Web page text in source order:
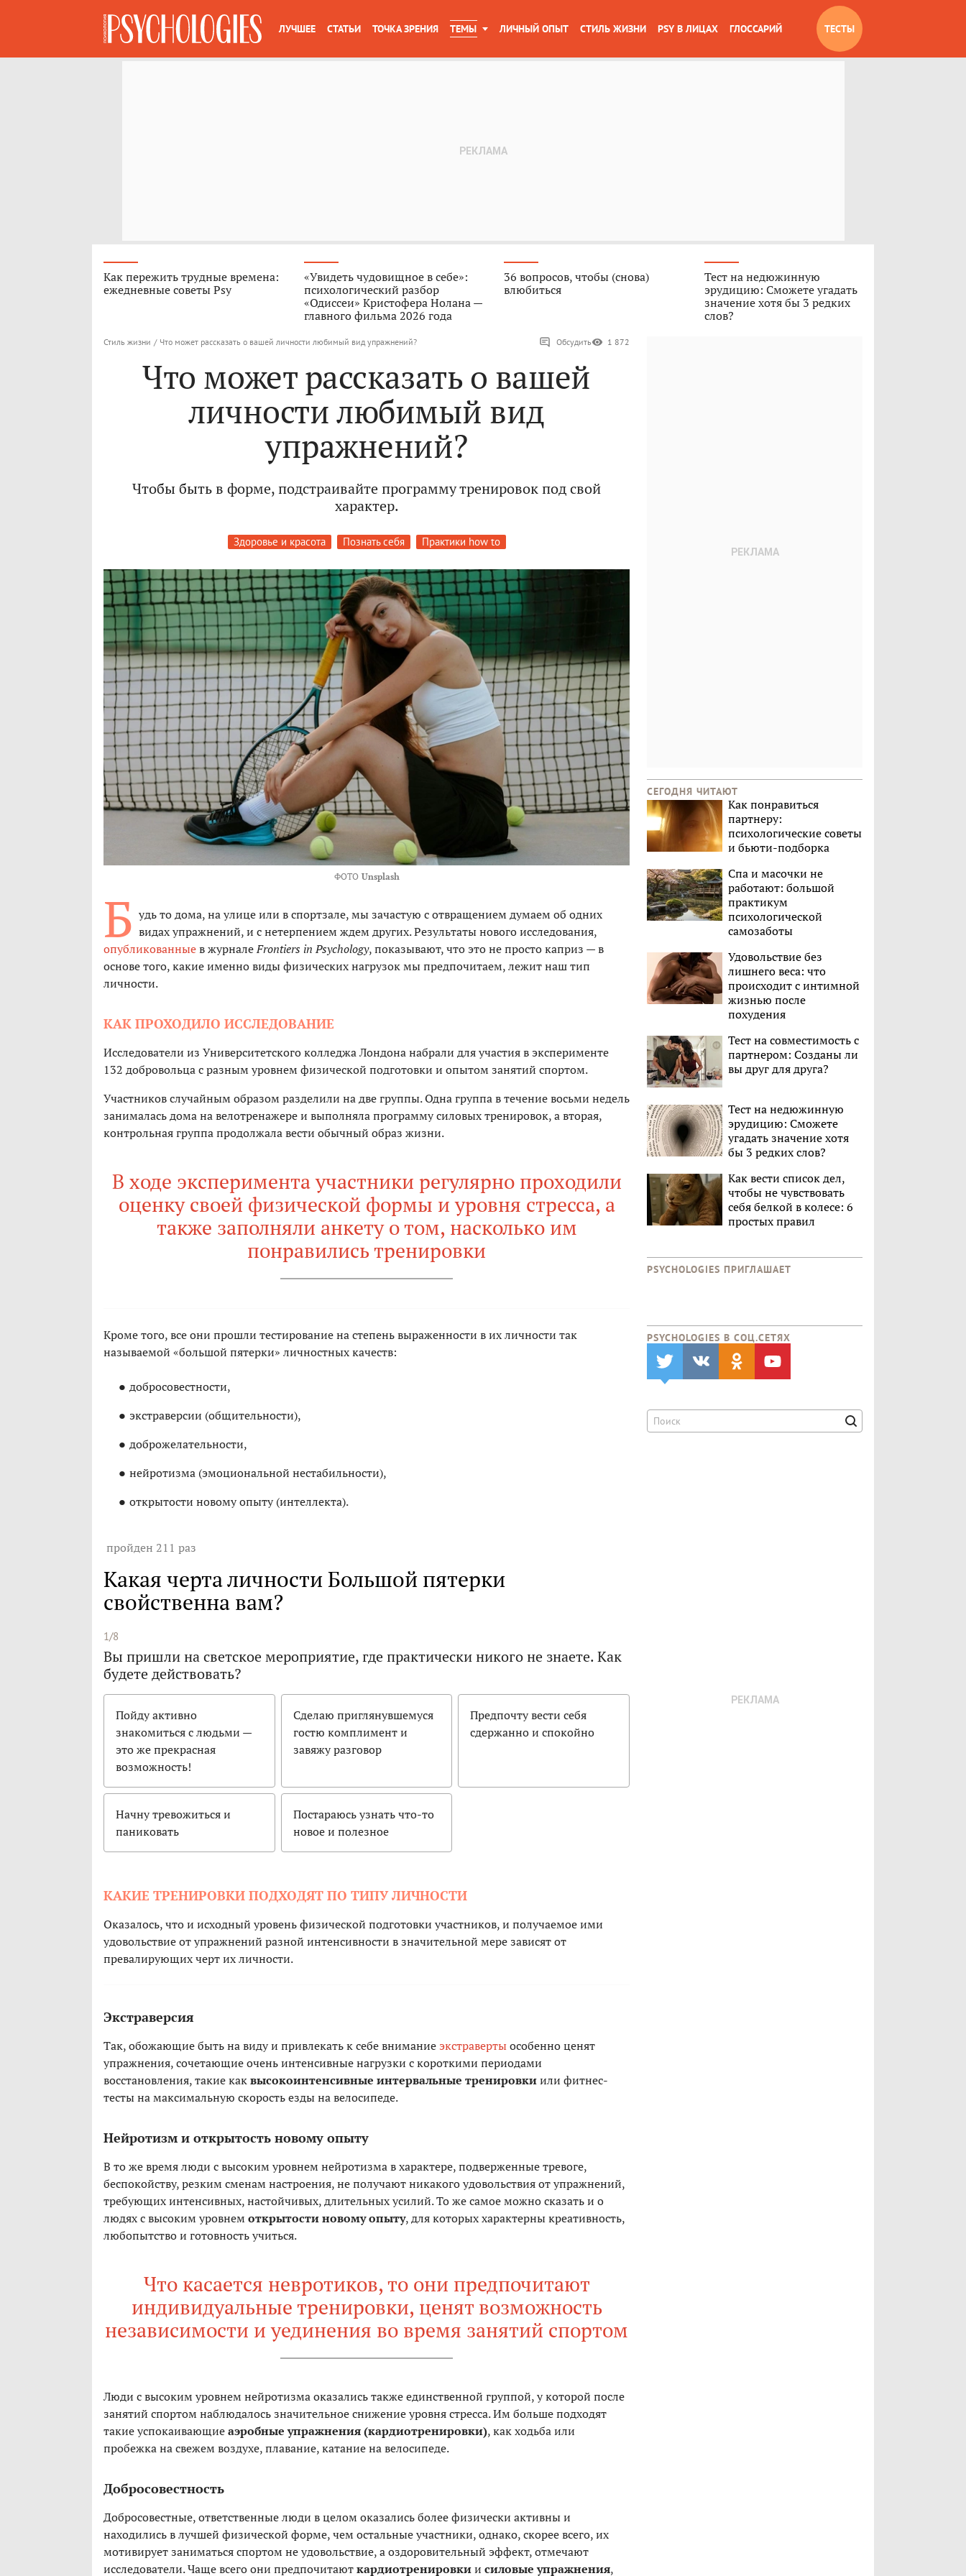
ЛУЧШЕЕ СТАТЬИ ТОЧКА ЗРЕНИЯ ТЕМЫ ЛИЧНЫЙ ОПЫТ СТИЛЬ ЖИЗНИ PSY В ЛИЦАХ ГЛОССАРИЙ ТЕСТЫ
Как пережить трудные времена:
ежедневные советы Psy
«Увидеть чудовищное в себе»:
психологический разбор
«Одиссеи» Кристофера Нолана —
главного фильма 2026 года
36 вопросов, чтобы (снова)
влюбиться
Тест на недюжинную
эрудицию: Сможете угадать
значение хотя бы 3 редких
слов?
Стиль жизни / Что может рассказать о вашей личности любимый вид упражнений? Обсудить 1 872
Что может рассказать о вашей
личности любимый вид
упражнений?
Чтобы быть в форме, подстраивайте программу тренировок под свой
характер.
Здоровье и красота Познать себя Практики how to
ФОТО Unsplash
Б удь то дома, на улице или в спортзале, мы зачастую с отвращением думаем об одних
видах упражнений, и с нетерпением ждем других. Результаты нового исследования,
опубликованныев журналеFrontiers in Psychology, показывают, что это не просто каприз — в
основе того, какие именно виды физических нагрузок мы предпочитаем, лежит наш тип
личности.
КАК ПРОХОДИЛО ИССЛЕДОВАНИЕ
Исследователи из Университетского колледжа Лондона набрали для участия в эксперименте
132 добровольца с разным уровнем физической подготовки и опытом занятий спортом.
Участников случайным образом разделили на две группы. Одна группа в течение восьми недель
занималась дома на велотренажере и выполняла программу силовых тренировок, а вторая,
контрольная группа продолжала вести обычный образ жизни.
В ходе эксперимента участники регулярно проходили
оценку своей физической формы и уровня стресса, а
также заполняли анкету о том, насколько им
понравились тренировки
Кроме того, все они прошли тестирование на степень выраженности в их личности так
называемой «большой пятерки» личностных качеств:
добросовестности,
экстраверсии (общительности),
доброжелательности,
нейротизма (эмоциональной нестабильности),
открытости новому опыту (интеллекта).
пройден 211 раз
Какая черта личности Большой пятерки
свойственна вам?
1/8
Вы пришли на светское мероприятие, где практически никого не знаете. Как
будете действовать?
Пойду активно
знакомиться с людьми —
это же прекрасная
возможность!
Сделаю приглянувшемуся
гостю комплимент и
завяжу разговор
Предпочту вести себя
сдержанно и спокойно
Начну тревожиться и
паниковать
Постараюсь узнать что-то
новое и полезное
КАКИЕ ТРЕНИРОВКИ ПОДХОДЯТ ПО ТИПУ ЛИЧНОСТИ
Оказалось, что и исходный уровень физической подготовки участников, и получаемое ими
удовольствие от упражнений разной интенсивности в значительной мере зависят от
превалирующих черт их личности.
Экстраверсия
Так, обожающие быть на виду и привлекать к себе вниманиеэкстравертыособенно ценят
упражнения, сочетающие очень интенсивные нагрузки с короткими периодами
восстановления, такие каквысокоинтенсивные интервальные тренировкиили фитнес-
тесты на максимальную скорость езды на велосипеде.
Нейротизм и открытость новому опыту
В то же время люди с высоким уровнем нейротизма в характере, подверженные тревоге,
беспокойству, резким сменам настроения, не получают никакого удовольствия от упражнений,
требующих интенсивных, настойчивых, длительных усилий. То же самое можно сказать и о
людях с высоким уровнемоткрытости новому опыту, для которых характерны креативность,
любопытство и готовность учиться.
Что касается невротиков, то они предпочитают
индивидуальные тренировки, ценят возможность
независимости и уединения во время занятий спортом
Люди с высоким уровнем нейротизма оказались также единственной группой, у которой после
занятий спортом наблюдалось значительное снижение уровня стресса. Им больше подходят
такие успокаивающиеаэробные упражнения (кардиотренировки), как ходьба или
пробежка на свежем воздухе, плавание, катание на велосипеде.
Добросовестность
Добросовестные, ответственные люди в целом оказались более физически активны и
находились в лучшей физической форме, чем остальные участники, однако, скорее всего, их
мотивирует заниматься спортом не удовольствие, а оздоровительный эффект, отмечают
исследователи. Чаще всего они предпочитаюткардиотренировкии силовые упражнения,
СЕГОДНЯ ЧИТАЮТ
Как понравиться
партнеру:
психологические советы
и бьюти-подборка
Спа и масочки не
работают: большой
практикум
психологической
самозаботы
Удовольствие без
лишнего веса: что
происходит с интимной
жизнью после
похудения
Тест на совместимость с
партнером: Созданы ли
вы друг для друга?
Тест на недюжинную
эрудицию: Сможете
угадать значение хотя
бы 3 редких слов?
Как вести список дел,
чтобы не чувствовать
себя белкой в колесе: 6
простых правил
PSYCHOLOGIES ПРИГЛАШАЕТ
PSYCHOLOGIES В CОЦ.СЕТЯХ